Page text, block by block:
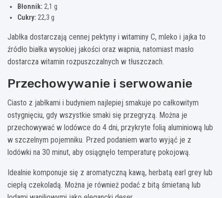
Błonnik: 2,1 g
Cukry: 22,3 g
Jabłka dostarczają cennej pektyny i witaminy C, mleko i jajka to
źródło białka wysokiej jakości oraz wapnia, natomiast masło
dostarcza witamin rozpuszczalnych w tłuszczach.
Przechowywanie i serwowanie
Ciasto z jabłkami i budyniem najlepiej smakuje po całkowitym
ostygnięciu, gdy wszystkie smaki się przegryzą. Można je
przechowywać w lodówce do 4 dni, przykryte folią aluminiową lub
w szczelnym pojemniku. Przed podaniem warto wyjąć je z
lodówki na 30 minut, aby osiągnęło temperaturę pokojową.
Idealnie komponuje się z aromatyczną kawą, herbatą earl grey lub
ciepłą czekoladą. Można je również podać z bitą śmietaną lub